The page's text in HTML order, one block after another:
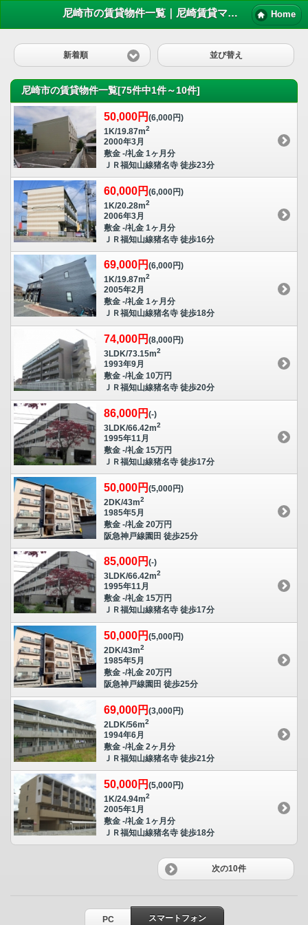
尼崎市の賃貸物件一覧｜尼崎賃貸マンション情報NET Home
新着順 並び替え
尼崎市の賃貸物件一覧[75件中1件～10件]
50,000円 (6,000円)
1K/19.87m2
2000年3月
敷金 -/礼金 1ヶ月分
ＪＲ福知山線猪名寺 徒歩23分
60,000円 (6,000円)
1K/20.28m2
2006年3月
敷金 -/礼金 1ヶ月分
ＪＲ福知山線猪名寺 徒歩16分
69,000円 (6,000円)
1K/19.87m2
2005年2月
敷金 -/礼金 1ヶ月分
ＪＲ福知山線猪名寺 徒歩18分
74,000円 (8,000円)
3LDK/73.15m2
1993年9月
敷金 -/礼金 10万円
ＪＲ福知山線猪名寺 徒歩20分
86,000円 (-)
3LDK/66.42m2
1995年11月
敷金 -/礼金 15万円
ＪＲ福知山線猪名寺 徒歩17分
50,000円 (5,000円)
2DK/43m2
1985年5月
敷金 -/礼金 20万円
阪急神戸線園田 徒歩25分
85,000円 (-)
3LDK/66.42m2
1995年11月
敷金 -/礼金 15万円
ＪＲ福知山線猪名寺 徒歩17分
50,000円 (5,000円)
2DK/43m2
1985年5月
敷金 -/礼金 20万円
阪急神戸線園田 徒歩25分
69,000円 (3,000円)
2LDK/56m2
1994年6月
敷金 -/礼金 2ヶ月分
ＪＲ福知山線猪名寺 徒歩21分
50,000円 (5,000円)
1K/24.94m2
2005年1月
敷金 -/礼金 1ヶ月分
ＪＲ福知山線猪名寺 徒歩18分
次の10件
PC スマートフォン